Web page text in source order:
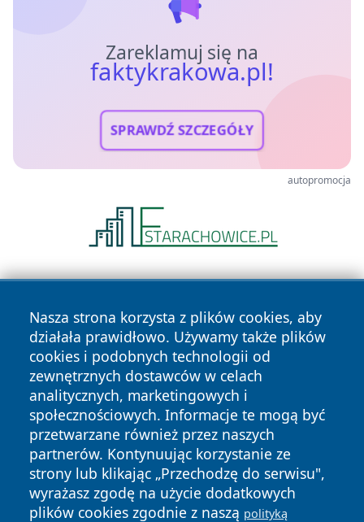
Zareklamuj się na
faktykrakowa.pl!
SPRAWDŹ SZCZEGÓŁY
autopromocja
Nasza strona korzysta z plików cookies, aby
działała prawidłowo. Używamy także plików
cookies i podobnych technologii od
zewnętrznych dostawców w celach
analitycznych, marketingowych i
społecznościowych. Informacje te mogą być
przetwarzane również przez naszych
partnerów. Kontynuując korzystanie ze
strony lub klikając „Przechodzę do serwisu",
wyrażasz zgodę na użycie dodatkowych
plików cookies zgodnie z naszą polityką
Copyright © 2026 faktykrakowa.pl Wszystkie prawa
zastrzeżone.
News Autorzy
Polityka
Prywatności
Polityka
Cookies